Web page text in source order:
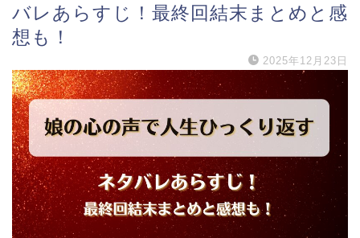
バレあらすじ！最終回結末まとめと感
想も！
2025年12月23日